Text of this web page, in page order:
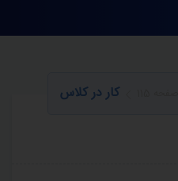
کار در کلاس